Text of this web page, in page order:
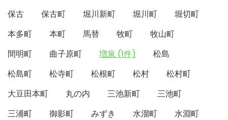
保古
保古町 堀川新町 堀川町
堀切町
本多町
本町 馬替 牧町
牧山町
間明町
曲子原町 増泉 (1件)
松島
松島町
松寺町 松根町 松村
松村町
大豆田本町
丸の内 三池新町
三池町
三浦町
御影町 みずき 水溜町
水淵町